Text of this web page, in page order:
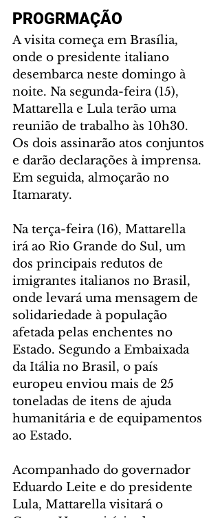
PROGRMAÇÃO
A visita começa em Brasília,
onde o presidente italiano
desembarca neste domingo à
noite. Na segunda-feira (15),
Mattarella e Lula terão uma
reunião de trabalho às 10h30.
Os dois assinarão atos conjuntos
e darão declarações à imprensa.
Em seguida, almoçarão no
Itamaraty.
Na terça-feira (16), Mattarella
irá ao Rio Grande do Sul, um
dos principais redutos de
imigrantes italianos no Brasil,
onde levará uma mensagem de
solidariedade à população
afetada pelas enchentes no
Estado. Segundo a Embaixada
da Itália no Brasil, o país
europeu enviou mais de 25
toneladas de itens de ajuda
humanitária e de equipamentos
ao Estado.
Acompanhado do governador
Eduardo Leite e do presidente
Lula, Mattarella visitará o